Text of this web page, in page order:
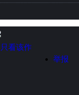
只看该作
举报